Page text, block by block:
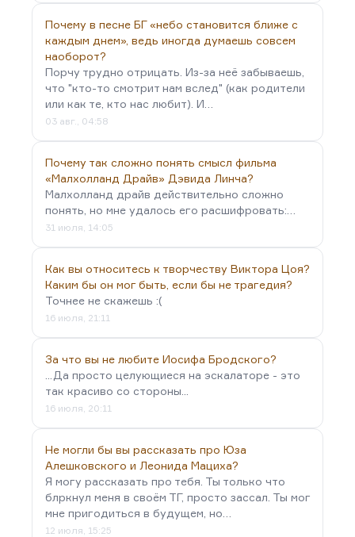
Почему в песне БГ «небо становится ближе с
каждым днем», ведь иногда думаешь совсем
наоборот?
Порчу трудно отрицать. Из-за неё забываешь,
что "кто-то смотрит нам вслед" (как родители
или как те, кто нас любит). И…
03 авг., 04:58
Почему так сложно понять смысл фильма
«Малхолланд Драйв» Дэвида Линча?
Малхолланд драйв действительно сложно
понять, но мне удалось его расшифровать:…
31 июля, 14:05
Как вы относитесь к творчеству Виктора Цоя?
Каким бы он мог быть, если бы не трагедия?
Точнее не скажешь :(
16 июля, 21:11
За что вы не любите Иосифа Бродского?
...Да просто целующиеся на эскалаторе - это
так красиво со стороны...
16 июля, 20:11
Не могли бы вы рассказать про Юза
Алешковского и Леонида Мациха?
Я могу рассказать про тебя. Ты только что
блркнул меня в своём ТГ, просто зассал. Ты мог
мне пригодиться в будущем, но…
12 июля, 15:25